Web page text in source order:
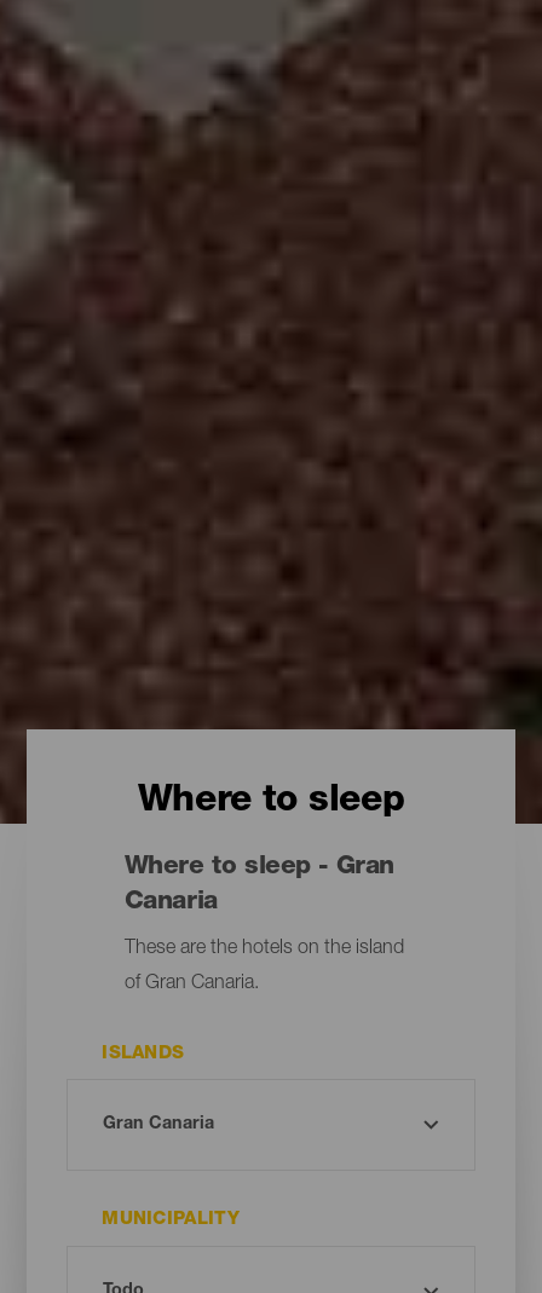
Where to sleep
Where to sleep - Gran
Canaria
These are the hotels on the island
of Gran Canaria.
ISLANDS
MUNICIPALITY